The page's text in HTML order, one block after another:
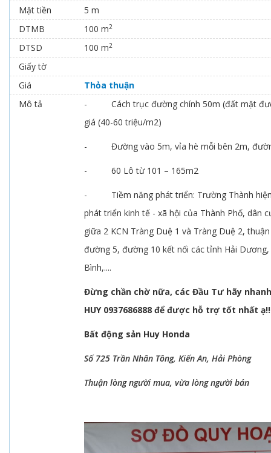
Mặt tiền
5 m
DTMB
100 m2
DTSD 100 m2
Giấy tờ
Giá
Thỏa thuận
Mô tả
- Cách trục đường chính 50m (đất mặt
giá (40-60 triệu/m2)
- Đường vào 5m, vỉa hè mỗi bên 2m,
- 60 Lô từ 101 – 165m2
- Tiềm năng phát triển: Trường Thành hiện
phát triển kinh tế - xã hội của Thành Phố, dân
giữa 2 KCN Tràng Duệ 1 và Tràng Duệ 2,
đường 5, đường 10 kết nối các tỉnh Hải
Bình,....
Đừng chần chờ nữa, các Đầu Tư hãy
HUY 0937686888 để được hỗ trợ tốt nhất
Bất động sản Huy Honda
Số 725 Trần Nhân Tông, Kiến An, Hải Phòng
Thuận lòng người mua, vừa lòng người bán